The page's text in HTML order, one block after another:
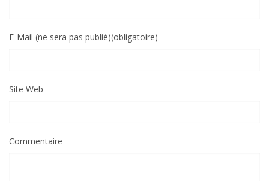
E-Mail (ne sera pas publié)(obligatoire)
Site Web
Commentaire